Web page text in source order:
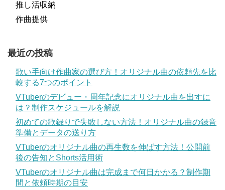
推し活収納
作曲提供
最近の投稿
歌い手向け作曲家の選び方！オリジナル曲の依頼先を比
較する7つのポイント
VTuberのデビュー・周年記念にオリジナル曲を出すに
は？制作スケジュールを解説
初めての歌録りで失敗しない方法！オリジナル曲の録音
準備とデータの送り方
VTuberのオリジナル曲の再生数を伸ばす方法！公開前
後の告知とShorts活用術
VTuberのオリジナル曲は完成まで何日かかる？制作期
間と依頼時期の目安